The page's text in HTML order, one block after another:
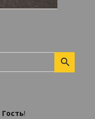
Гость!